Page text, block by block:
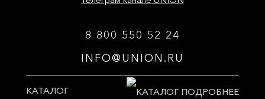
8 800 550 52 24
INFO@UNION.RU
КАТАЛОГ